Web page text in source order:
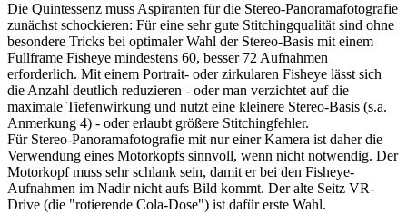
Die Quintessenz muss Aspiranten für die Stereo-Panoramafotografie
zunächst schockieren: Für eine sehr gute Stitchingqualität sind ohne
besondere Tricks bei optimaler Wahl der Stereo-Basis mit einem
Fullframe Fisheye mindestens 60, besser 72 Aufnahmen
erforderlich. Mit einem Portrait- oder zirkularen Fisheye lässt sich
die Anzahl deutlich reduzieren - oder man verzichtet auf die
maximale Tiefenwirkung und nutzt eine kleinere Stereo-Basis (s.a.
Anmerkung 4) - oder erlaubt größere Stitchingfehler.
Für Stereo-Panoramafotografie mit nur einer Kamera ist daher die
Verwendung eines Motorkopfs sinnvoll, wenn nicht notwendig. Der
Motorkopf muss sehr schlank sein, damit er bei den Fisheye-
Aufnahmen im Nadir nicht aufs Bild kommt. Der alte Seitz VR-
Drive (die "rotierende Cola-Dose") ist dafür erste Wahl.